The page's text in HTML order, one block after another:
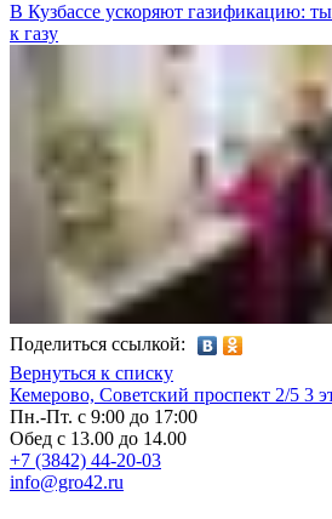
В Кузбассе ускоряют газификацию:
к газу
Поделиться ссылкой:
Вернуться к списку
Кемерово, Советский проспект 2/5 3
Пн.-Пт. с 9:00 до 17:00
Обед с 13.00 до 14.00
+7 (3842) 44-20-03
info@gro42.ru